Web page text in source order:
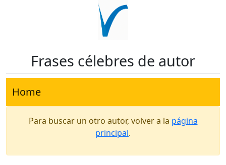
Frases célebres de autor
Home
Para buscar un otro autor, volver a la página
principal.